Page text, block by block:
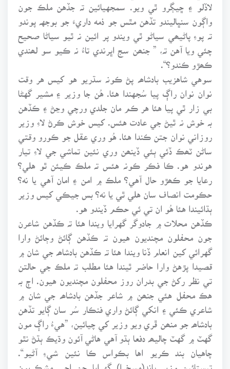
لاڏلو ۽ ڇيڳرو ٿي ويو. سمجهيائين تہ جڏهن ملڪ جون
واڳون سنڀاليندو تڏهن مٿس جو ذمه داريءَ جو بوجهہ پوندو
تہ پوءِ پاڻيھي سياڻو ٿي ويندو پر ائين نہ ٿيو سياڻا صحيح
چئي ويا آهن تہ، ” جنھن سج اڀرندي تاءُ نہ ڪيو سو لھندي
ڪھڙو ڪندو؟“.
سوهي شاهزيب بادشاھہ پڻ ڪونہ سڌريو هو کيس هر وقت
نوان نوان راڳ پيا سُجهندا هئا. هُن جا وزير ۽ مشير گهڻا
بي زار ٿي پيا هئا هر ڪم مان جلدي ورچي وڃڻ ۽ ڪڏهن
بہ خوش نہ ٿيڻ جي عادت هئس. کيس خوش ڪرڻ لاءِ وزير
روزاني نوان جتن ڪندا هئا. هُو وري عقل جو ڪورو وقتي
ساڻن ٽھڪ ڏئي ٻئي ڏينھن وري نئين تماشي جي لاءِ تيار
هوندو هو. ڪا فڪر ڪونہ هئس تہ ملڪ ڪيئن ٿو هلي؟
رعايا جو ڪھڙو حال آهي؟ ملڪ ۾ امن ۽ امان آهي يا نه؟
حڪومت انصاف سان هلي ٿي يا نه؟ بس جيڪي کيس وزير
ٻڌائيندا هئا هُو ان تي ئي حڪم ڏيندو هو.
ڪڏهن محلات ۾ جادوگر گهرايا ويندا هئا تہ ڪڏهن شاعرن
جون محفلون مچنديون هيون تہ ڪڏهن ڳائڻ وڄائڻ وارا
گهرائي کين انعام ڏنا ويندا هئا تہ ڪڏهن بادشاھہ جي شان ۾
قصيدا پڙهڻ وارا حاضر ٿيندا هئا مطلب تہ ملڪ جي حالتن
تي نظر رکڻ جي بدران روز محفلون مچنديون هيون. اڄ بہ
هڪ محفل هئي جنھن ۾ شاعر جڏهن بادشاھہ جي شان ۾
شاعري ڪئي ۽ انکي ڳائڻ واري فنڪار سُر سان ڳايو تڏهن
بادشاھہ جو منھن ڦري ويو وزير کي چيائين، ”هيءُ راڳ مون
گهٽ ۾ گهٽ چاليھہ دفعا ٻڌو آهي هاڻي آئون وڌيڪ ٻڌڻ نٿو
چاهيان بند ڪريو اها بڪواس ڪا نئين شيءِ آڻيو“.
تيستائين وزير ڀانڊ(مسخرا) گهرايا جن اچي مشڪريون